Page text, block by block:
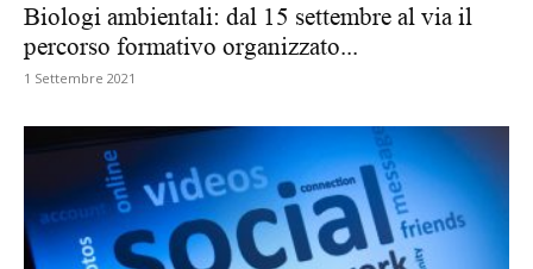
Biologi ambientali: dal 15 settembre al via il
percorso formativo organizzato...
1 Settembre 2021